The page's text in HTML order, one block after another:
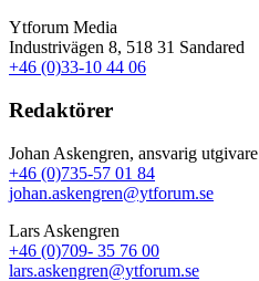
Ytforum Media
Industrivägen 8, 518 31 Sandared
+46 (0)33-10 44 06
Redaktörer
Johan Askengren, ansvarig utgivare
+46 (0)735-57 01 84
johan.askengren@ytforum.se
Lars Askengren
+46 (0)709- 35 76 00
lars.askengren@ytforum.se